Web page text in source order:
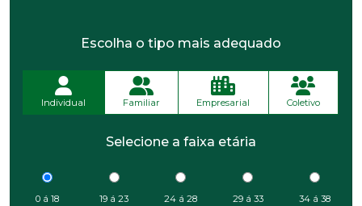
Escolha o tipo mais adequado
Individual Familiar Empresarial Coletivo
Selecione a faixa etária
0 á 18 19 á 23 24 á 28 29 á 33 34 á 38